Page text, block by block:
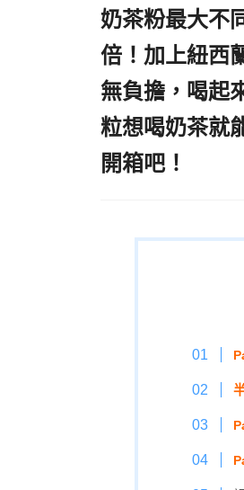
奶茶粉最大不
倍！加上紐西
無負擔，喝起
粒想喝奶茶就
開箱吧！